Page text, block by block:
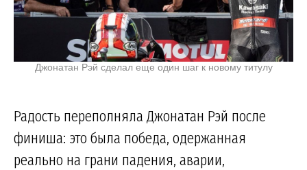
Джонатан Рэй сделал еще один шаг к новому титулу
Радость переполняла Джонатан Рэй после
финиша: это была победа, одержанная
реально на грани падения, аварии,